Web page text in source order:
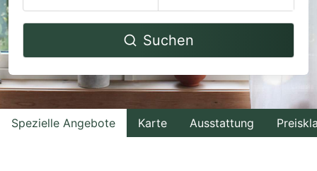
Navigate
to
interact
with
the
Navigate
to
interact
with
the
Suchen
Spezielle Angebote Karte Ausstattung